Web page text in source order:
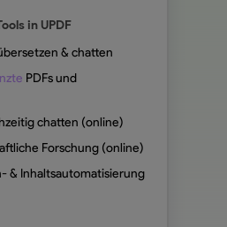
in UPDF
& chatten
PDFs und
chatten (online)
Forschung (online)
& Inhaltsautomatisierung